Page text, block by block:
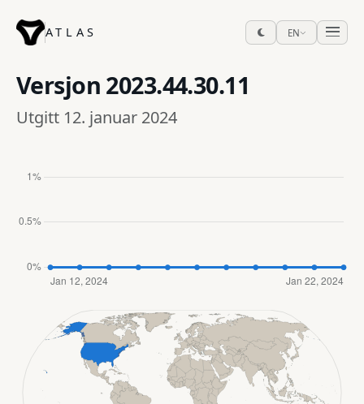
ATLAS EN
Versjon 2023.44.30.11
Utgitt 12. januar 2024